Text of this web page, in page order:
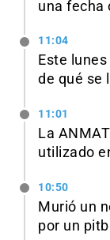
una fecha
11:04
Este
de qué se
11:01
La
utilizado
10:50
Murió un
por un